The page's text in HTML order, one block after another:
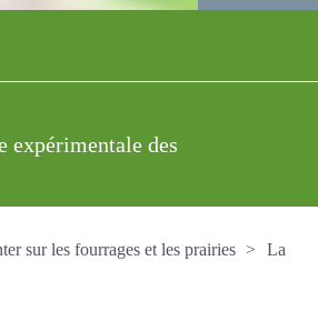
expérimentale des
sur les fourrages et les prairies